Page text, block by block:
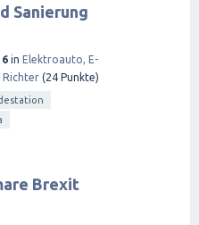
Sanierung
in Elektroauto, E-
Richter (24 Punkte)
Brexit